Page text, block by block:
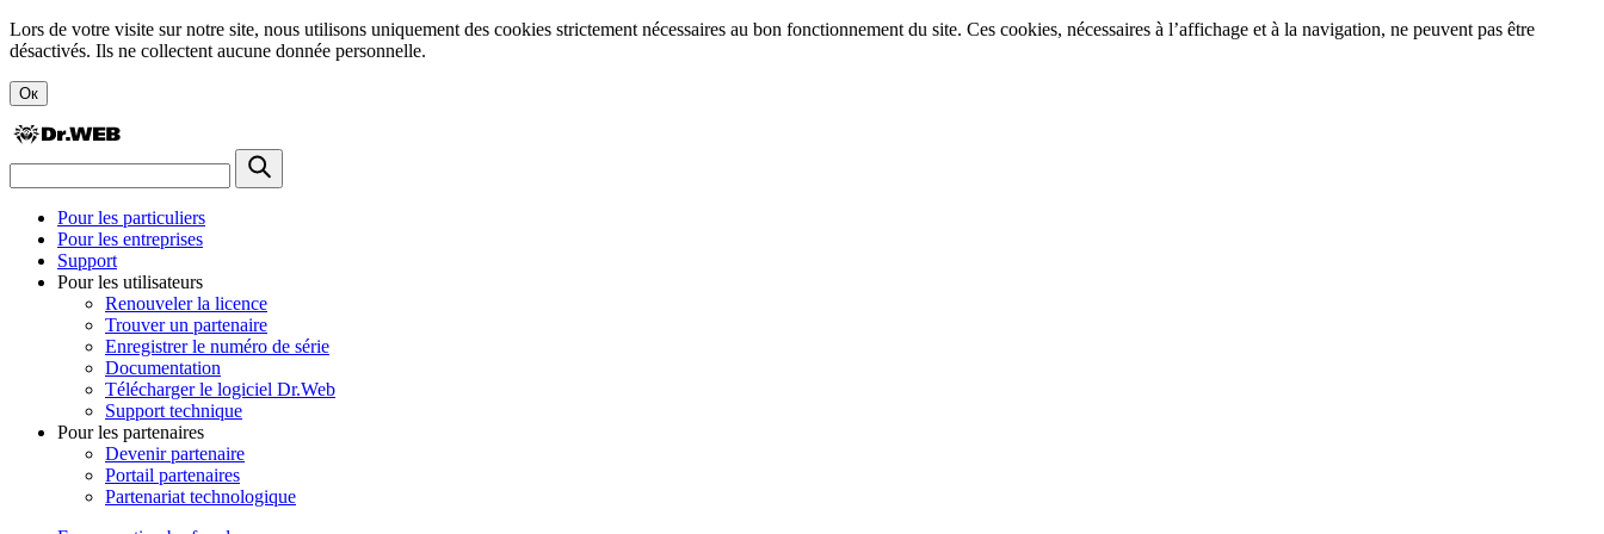
Lors de votre visite sur notre site, nous utilisons uniquement des cookies strictement nécessaires au bon fonctionnement du site. Ces cookies, nécessaires à l’affichage et à la navigation, ne peuvent pas être
désactivés. Ils ne collectent aucune donnée personnelle.
Ок
Pour les particuliers
Pour les entreprises
Support
Pour les utilisateurs
Renouveler la licence
Trouver un partenaire
Enregistrer le numéro de série
Documentation
Télécharger le logiciel Dr.Web
Support technique
Pour les partenaires
Devenir partenaire
Portail partenaires
Partenariat technologique